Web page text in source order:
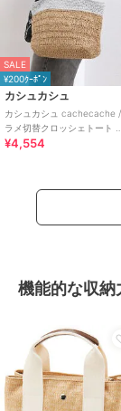
SALE
¥200ｸｰﾎﾟﾝ
カシュカシュ
カシュカシュ cachecache /
ラメ切替クロッシェトート カ
ゴバッグ
¥4,554
機能的な収納